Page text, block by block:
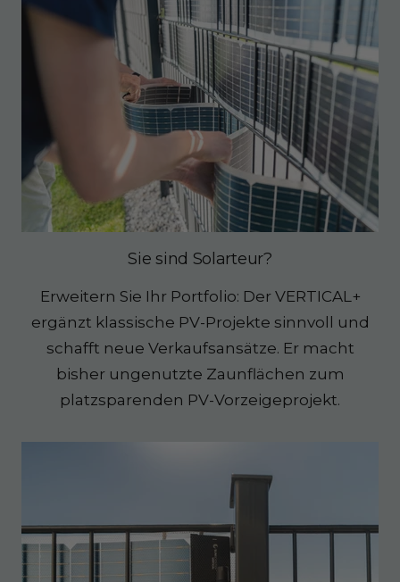
Sie sind Solarteur?
Erweitern Sie Ihr Portfolio: Der VERTICAL+
ergänzt klassische PV-Projekte sinnvoll und
schafft neue Verkaufsansätze. Er macht
bisher ungenutzte Zaunflächen zum
platzsparenden PV-Vorzeigeprojekt.